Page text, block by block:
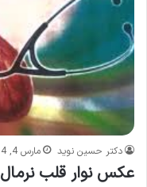
دکتر حسین نوید مارس 4, 2014
عکس نوار قلب نرمال